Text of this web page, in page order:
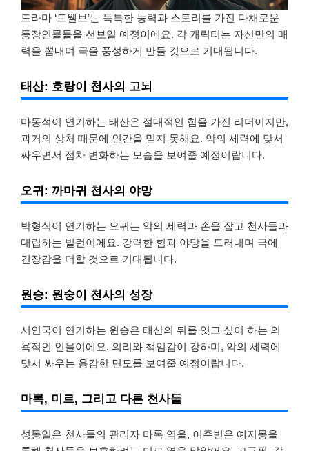
드라마 ‘트웰브’는 독특한 능력과 스토리를 가진 다채로운
등장인물들을 선보일 예정이에요. 각 캐릭터는 자신만의 매
력을 뽐내며 극을 풍성하게 만들 것으로 기대됩니다.
태산: 호랑이 천사의 고뇌
마동석이 연기하는 태산은 절대적인 힘을 가진 리더이지만,
과거의 상처 때문에 인간을 믿지 못해요. 악의 세력에 맞서
싸우면서 점차 변화하는 모습을 보여줄 예정이랍니다.
오귀: 까마귀 천사의 야망
박형식이 연기하는 오귀는 악의 세력과 손을 잡고 천사들과
대립하는 빌런이에요. 강력한 힘과 야망을 드러내며 극에
긴장감을 더할 것으로 기대됩니다.
원승: 원숭이 천사의 성장
서인국이 연기하는 원승은 태산의 뒤를 잇고 싶어 하는 의
욕적인 인물이에요. 의리와 책임감이 강하며, 악의 세력에
맞서 싸우는 용감한 면모를 보여줄 예정이랍니다.
마록, 미르, 그리고 다른 천사들
성동일은 천사들의 관리자 마록 역을, 이주빈은 예지몽을